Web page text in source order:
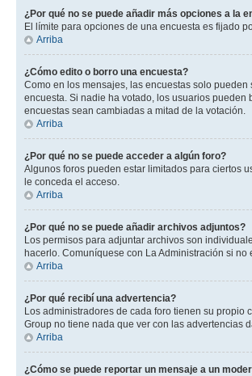
¿Por qué no se puede añadir más opciones a la
El límite para opciones de una encuesta es fijado
Arriba
¿Cómo edito o borro una encuesta?
Como en los mensajes, las encuestas solo
encuesta. Si nadie ha votado, los usuarios
encuestas sean cambiadas a mitad de la votación.
Arriba
¿Por qué no se puede acceder a algún foro?
Algunos foros pueden estar limitados para ciertos
le conceda el acceso.
Arriba
¿Por qué no se puede añadir archivos adjuntos?
Los permisos para adjuntar archivos son
hacerlo. Comuníquese con La Administración si
Arriba
¿Por qué recibí una advertencia?
Los administradores de cada foro tienen su
Group no tiene nada que ver con las advertencias
Arriba
¿Cómo se puede reportar un mensaje a un